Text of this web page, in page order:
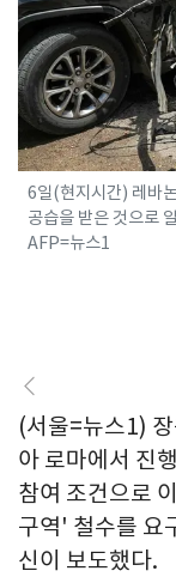
6일(현지시간) 레바
공습을 받은 것으로
AFP=뉴스1
(서울=뉴스1)
아 로마에서 진
참여 조건으로
구역' 철수를 요
신이 보도했다.